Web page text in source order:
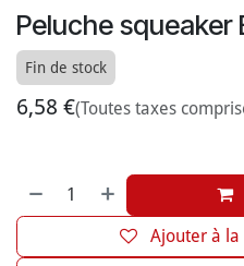
Peluche squeaker
Fin de stock
6,58 €(Toutes taxes
Ajouter à la